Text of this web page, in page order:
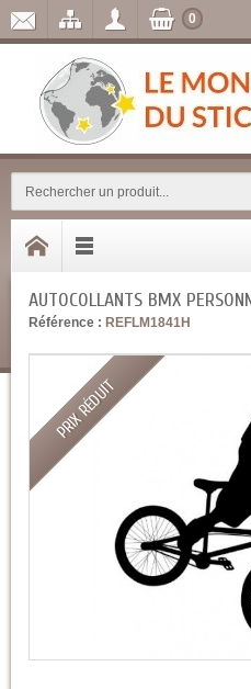
0
AUTOCOLLANTS BMX
Référence : REFLM1841H
PRIX RÉDUIT